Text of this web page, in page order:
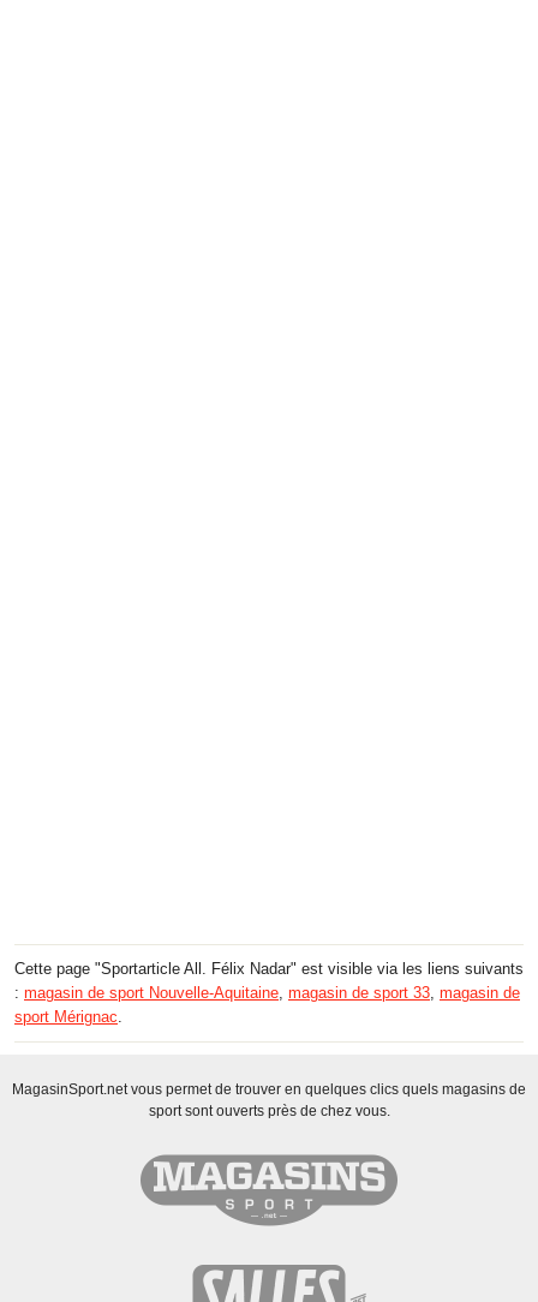
Cette page "Sportarticle All. Félix Nadar" est visible via les liens suivants
: magasin de sport Nouvelle-Aquitaine magasin de sport 33 magasin de
sport Mérignac
MagasinSport.net vous permet de trouver en quelques clics quels magasins de
sport sont ouverts près de chez vous.